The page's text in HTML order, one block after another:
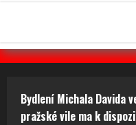
Bydlení Michala Davida
pražské vile ma k